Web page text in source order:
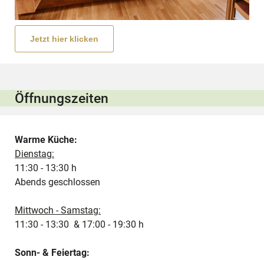
Jetzt hier klicken
Öffnungszeiten
Warme Küche:
Dienstag:
11:30 - 13:30 h
Abends geschlossen
Mittwoch - Samstag:
11:30 - 13:30 & 17:00 - 19:30 h
Sonn- & Feiertag: